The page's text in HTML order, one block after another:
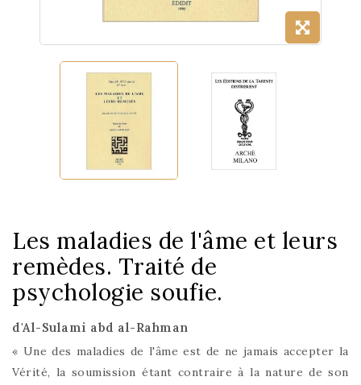
Les maladies de l'âme et leurs
remèdes. Traité de
psychologie soufie.
d'Al-Sulami abd al-Rahman
« Une des maladies de l'âme est de ne jamais accepter la
Vérité, la soumission étant contraire à la nature de son